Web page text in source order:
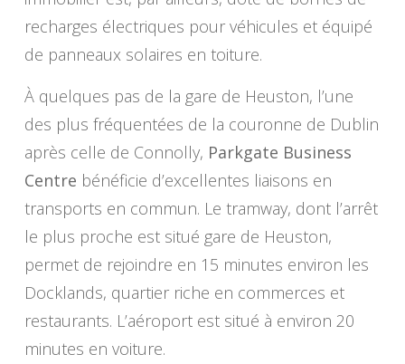
recharges électriques pour véhicules et équipé
de panneaux solaires en toiture.
À quelques pas de la gare de Heuston, l’une
des plus fréquentées de la couronne de Dublin
après celle de Connolly, Parkgate Business
Centre bénéficie d’excellentes liaisons en
transports en commun. Le tramway, dont l’arrêt
le plus proche est situé gare de Heuston,
permet de rejoindre en 15 minutes environ les
Docklands, quartier riche en commerces et
restaurants. L’aéroport est situé à environ 20
minutes en voiture.